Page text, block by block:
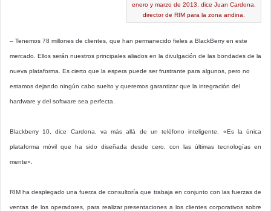
enero y marzo de 2013, dice Juan Cardona.
director de RIM para la zona andina.
– Tenemos 78 millones de clientes, que han permanecido fieles a BlackBerry en este
mercado. Ellos serán nuestros principales aliados en la divulgación de las bondades de la
nueva plataforma. Es cierto que la espera puede ser frustrante para algunos, pero no
estamos dejando ningún cabo suelto y queremos garantizar que la integración del
hardware y del software sea perfecta.
Blackberry 10, dice Cardona, va más allá de un teléfono inteligente. «Es la única
plataforma móvil que ha sido diseñada desde cero, con las últimas tecnologías en
mente».
RIM ha desplegado una fuerza de consultoría que trabaja en conjunto con las fuerzas de
ventas de los operadores, para realizar presentaciones a los clientes corporativos sobre